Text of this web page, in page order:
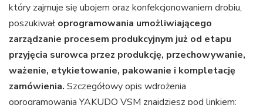
który zajmuje się ubojem oraz konfekcjonowaniem drobiu,
poszukiwał oprogramowania umożliwiającego
zarządzanie procesem produkcyjnym już od etapu
przyjęcia surowca przez produkcję, przechowywanie,
ważenie, etykietowanie, pakowanie i kompletację
zamówienia. Szczegółowy opis wdrożenia
oprogramowania YAKUDO VSM znajdziesz pod linkiem: